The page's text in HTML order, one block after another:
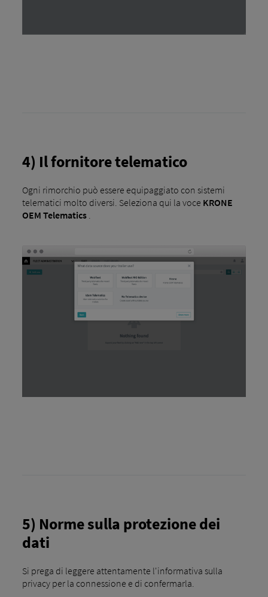
4) Il fornitore telematico
Ogni rimorchio può essere equipaggiato con sistemi
telematici molto diversi. Seleziona qui la voce KRONE
OEM Telematics.
5) Norme sulla protezione dei
dati
Si prega di leggere attentamente l'informativa sulla
privacy per la connessione e di confermarla.